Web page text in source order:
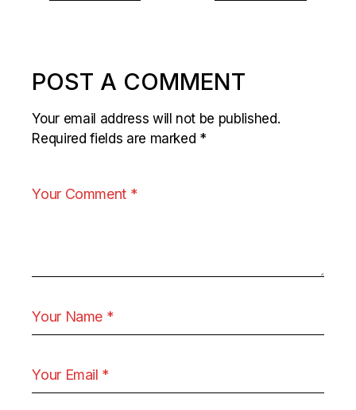
POST A COMMENT
Your email address will not be published.
Required fields are marked *